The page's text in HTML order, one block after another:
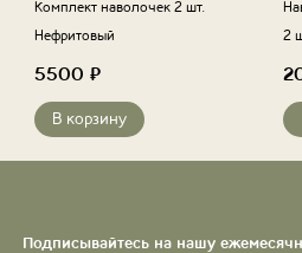
Комплект наволочек 2 шт.
Нефритовый
5500 ₽
В корзину
2
Подписывайтесь на нашу